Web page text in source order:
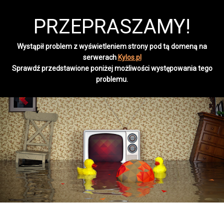
PRZEPRASZAMY!
Wystąpił problem z wyświetleniem strony pod tą domeną na
serwerach Kylos.pl
Sprawdź przedstawione poniżej możliwości występowania tego
problemu.